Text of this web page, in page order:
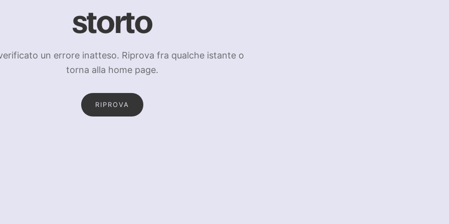
storto
un errore inatteso. Riprova fra qualche istante o
torna alla home page.
RIPROVA